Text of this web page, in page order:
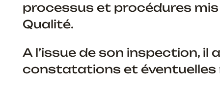
processus et procédures
Qualité.
A l’issue de son inspection,
constatations et éventuelles